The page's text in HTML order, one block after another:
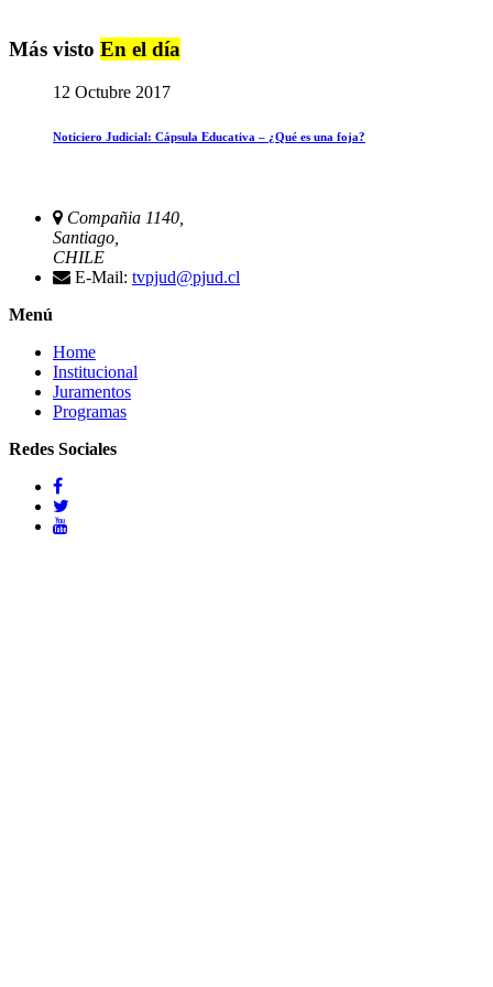
Más visto En el día
12 Octubre 2017
Noticiero Judicial: Cápsula Educativa – ¿Qué es una foja?
Compañia 1140,
Santiago,
CHILE
E-Mail: tvpjud@pjud.cl
Menú
Home
Institucional
Juramentos
Programas
Redes Sociales